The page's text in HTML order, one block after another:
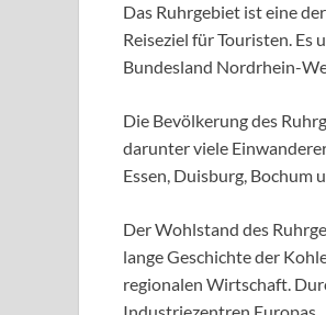
Das Ruhrgebiet ist eine
Reiseziel für Touristen.
Bundesland Nordrhein-
Die Bevölkerung des
darunter viele
Essen, Duisburg, Bochum
Der Wohlstand des
lange Geschichte der
regionalen Wirtschaft.